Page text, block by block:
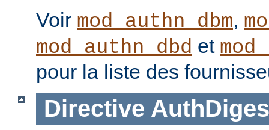
Voir mod_authn_dbm,
mod_authn_dbd et
pour la liste des
Directive